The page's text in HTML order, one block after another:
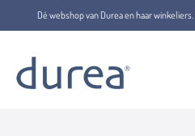
Dé webshop van Durea en haar
Home Sandalen